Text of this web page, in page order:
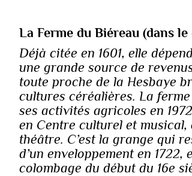
La Ferme du Biéreau (dans
Déjà citée en 1601, elle
une grande source de
toute proche de la Hesbaye
cultures céréalières. La
ses activités agricoles en
en Centre culturel et
théâtre. C’est la grange qui
d’un enveloppement en
colombage du début du 16e